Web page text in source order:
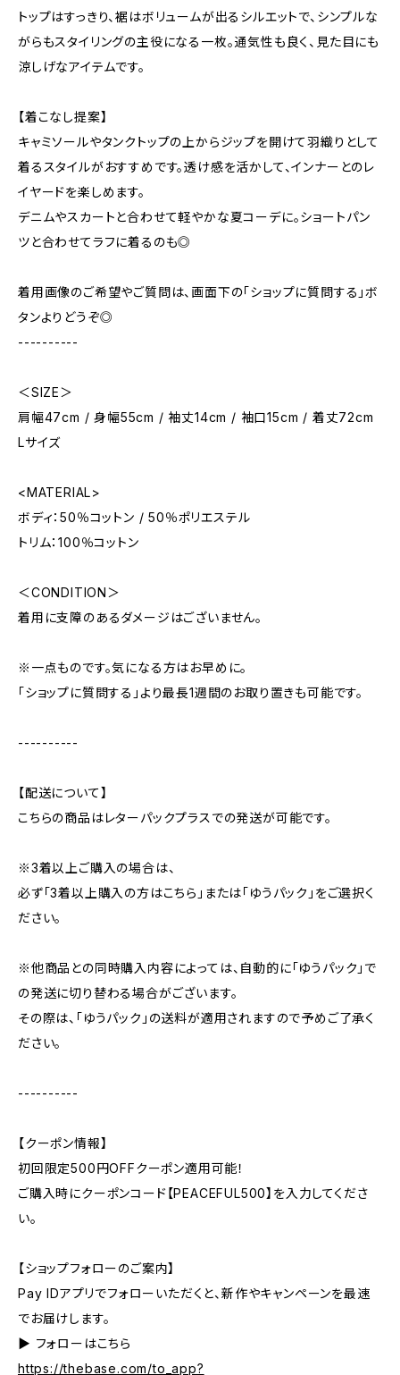
トップはすっきり、裾はボリュームが出るシルエットで、シンプルな
がらもスタイリングの主役になる一枚。通気性も良く、見た目にも
涼しげなアイテムです。
【着こなし提案】
キャミソールやタンクトップの上からジップを開けて羽織りとして
着るスタイルがおすすめです。透け感を活かして、インナーとのレ
イヤードを楽しめます。
デニムやスカートと合わせて軽やかな夏コーデに。ショートパン
ツと合わせてラフに着るのも◎
着用画像のご希望やご質問は、画面下の「ショップに質問する」ボ
タンよりどうぞ◎
----------
＜SIZE＞
肩幅47cm / 身幅55cm / 袖丈14cm / 袖口15cm / 着丈72cm
Lサイズ
<MATERIAL>
ボディ：50％コットン / 50％ポリエステル
トリム：100％コットン
＜CONDITION＞
着用に支障のあるダメージはございません。
※一点ものです。気になる方はお早めに。
「ショップに質問する」より最長1週間のお取り置きも可能です。
----------
【配送について】
こちらの商品はレターパックプラスでの発送が可能です。
※3着以上ご購入の場合は、
必ず「3着以上購入の方はこちら」または「ゆうパック」をご選択く
ださい。
※他商品との同時購入内容によっては、自動的に「ゆうパック」で
の発送に切り替わる場合がございます。
その際は、「ゆうパック」の送料が適用されますので予めご了承く
ださい。
----------
【クーポン情報】
初回限定500円OFFクーポン適用可能！
ご購入時にクーポンコード【PEACEFUL500】を入力してくださ
い。
【ショップフォローのご案内】
Pay IDアプリでフォローいただくと、新作やキャンペーンを最速
でお届けします。
▶︎ フォローはこちら
https://thebase.com/to_app?